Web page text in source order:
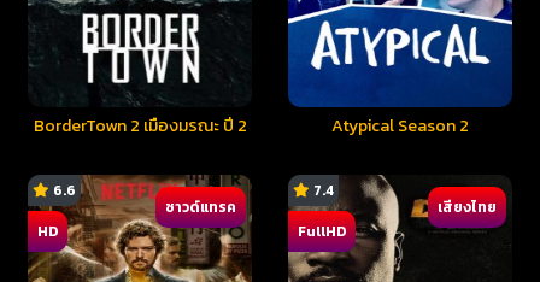
BorderTown 2 เมืองมรณะ ปี 2 Atypical Season 2
6.6
HD
ซาวด์แทรค
7.4
FullHD
เสียงไทย